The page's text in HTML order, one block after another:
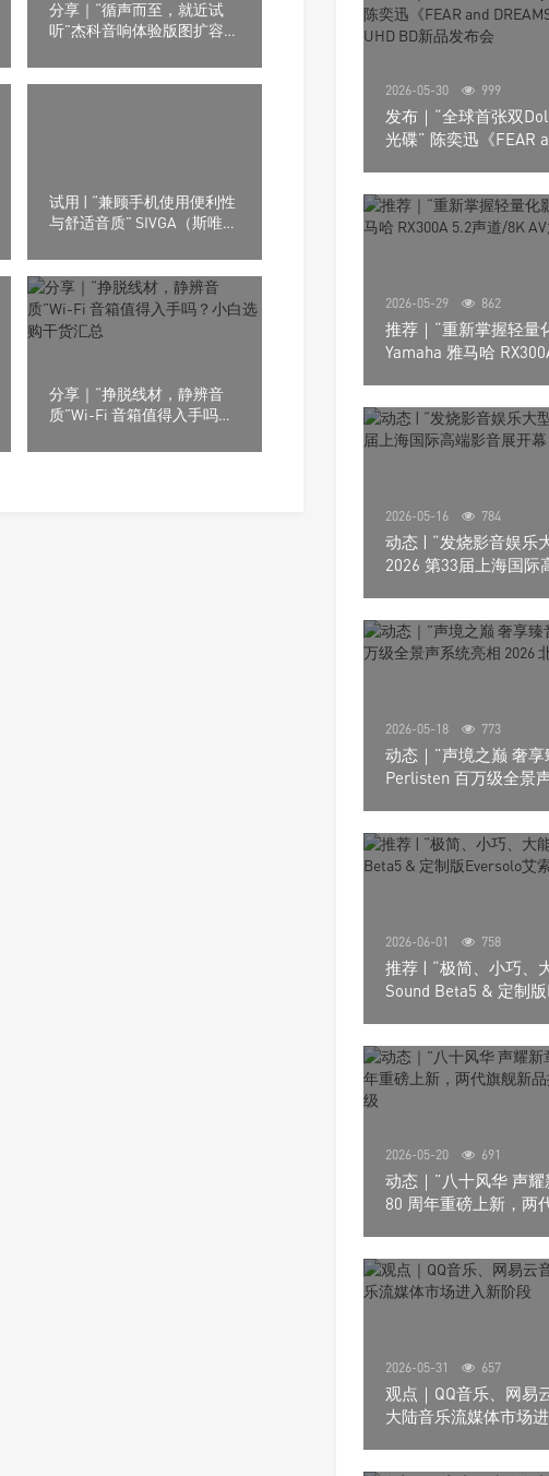
分享｜“循声而至，就近试
听”杰科音响体验版图扩容，
试用 | “兼顾手机使用便利性
与舒适音质” SIVGA（斯唯
分享｜“挣脱线材，静辨音
质”Wi-Fi 音箱值得入手吗？
2026-05-30 999
发布｜“全球首张双
光碟” 陈奕迅《FEAR
2026-05-29 862
推荐｜“重新掌握轻量
Yamaha 雅马哈
2026-05-16 784
动态 | “发烧影音娱乐
2026 第33届上海国际
2026-05-18 773
动态｜”声境之巅 奢
Perlisten 百万级全景
2026-06-01 758
推荐 | “极简、小巧、
Sound Beta5 & 定制
2026-05-20 691
动态｜”八十风华 声
80 周年重磅上新，两
2026-05-31 657
观点｜QQ音乐、网易
大陆音乐流媒体市场